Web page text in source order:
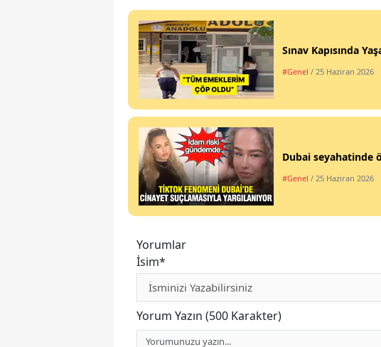
Sınav Kapısında
#Genel / 25 Haziran 2026
Dubai seyahatinde
#Genel / 25 Haziran 2026
Yorumlar
İsim*
Yorum Yazın (500 Karakter)